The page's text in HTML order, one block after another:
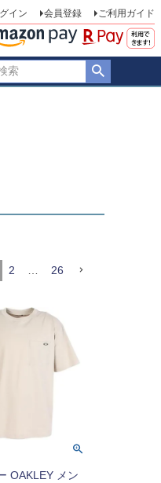
イン 会員登録 ご利用ガイド
2 26
OAKLEY メン